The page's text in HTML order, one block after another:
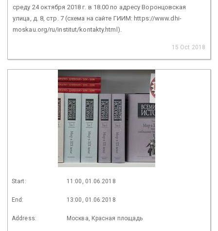
среду 24 октября 2018 г. в 18.00 по адресу Воронцовская
улица, д. 8, стр. 7 (схема на сайте ГИИМ: https://www.dhi-
moskau.org/ru/institut/kontakty.html).
15 Oct 2018
Start: 11:00, 01.06.2018
End: 13:00, 01.06.2018
Address: Москва, Красная площадь